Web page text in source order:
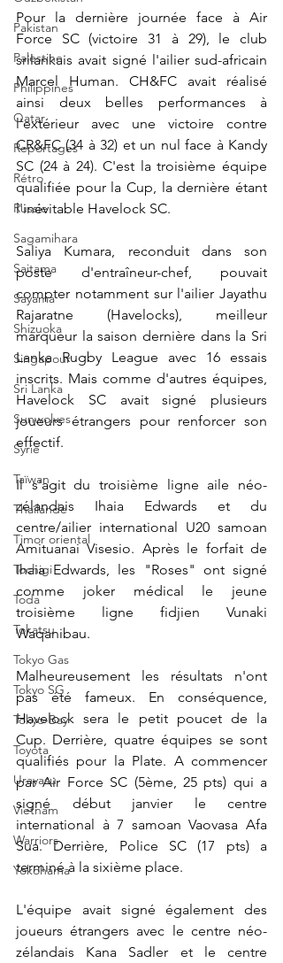
Pakistan
Palestine
Philippines
Qatar
Reportages
Rétro
Russie
Sagamihara
Saitama
Sayama
Shizuoka
Singapour
Sri Lanka
Sunwolves
Syrie
Taïwan
Thaïlande
Timor oriental
Tochigi
Toda
Tokatsu
Tokyo Gas
Tokyo SG
Tokyo-Bay
Toyota
Urayasu
Vietnam
Warriors
Yokohama
Pour la dernière journée face à Air
Force SC (victoire 31 à 29), le club
srilankais avait signé l'ailier sud-africain
Marcel Human. CH&FC avait réalisé
ainsi deux belles performances à
l'extérieur avec une victoire contre
CR&FC (34 à 32) et un nul face à Kandy
SC (24 à 24). C'est la troisième équipe
qualifiée pour la Cup, la dernière étant
l'inévitable Havelock SC.
Saliya Kumara, reconduit dans son
poste d'entraîneur-chef, pouvait
compter notamment sur l'ailier Jayathu
Rajaratne (Havelocks), meilleur
marqueur la saison dernière dans la Sri
Lanka Rugby League avec 16 essais
inscrits. Mais comme d'autres équipes,
Havelock SC avait signé plusieurs
joueurs étrangers pour renforcer son
effectif.
Il s'agit du troisième ligne aile néo-
zélandais Ihaia Edwards et du
centre/ailier international U20 samoan
Amituanai Visesio. Après le forfait de
Ihaia Edwards, les "Roses" ont signé
comme joker médical le jeune
troisième ligne fidjien Vunaki
Waqanibau.
Malheureusement les résultats n'ont
pas été fameux. En conséquence,
Havelock sera le petit poucet de la
Cup. Derrière, quatre équipes se sont
qualifiés pour la Plate. A commencer
par Air Force SC (5ème, 25 pts) qui a
signé début janvier le centre
international à 7 samoan Vaovasa Afa
Sua. Derrière, Police SC (17 pts) a
terminé à la sixième place.
L'équipe avait signé également des
joueurs étrangers avec le centre néo-
zélandais Kana Sadler et le centre